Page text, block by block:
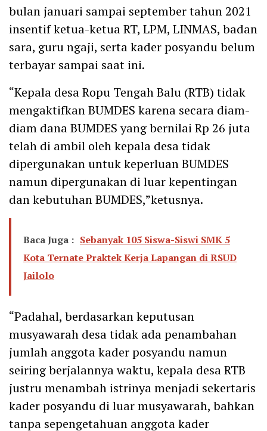
bulan januari sampai september tahun 2021
insentif ketua-ketua RT, LPM, LINMAS, badan
sara, guru ngaji, serta kader posyandu belum
terbayar sampai saat ini.
“Kepala desa Ropu Tengah Balu (RTB) tidak
mengaktifkan BUMDES karena secara diam-
diam dana BUMDES yang bernilai Rp 26 juta
telah di ambil oleh kepala desa tidak
dipergunakan untuk keperluan BUMDES
namun dipergunakan di luar kepentingan
dan kebutuhan BUMDES,”ketusnya.
Baca Juga : Sebanyak 105 Siswa-Siswi SMK 5
Kota Ternate Praktek Kerja Lapangan di RSUD
Jailolo
“Padahal, berdasarkan keputusan
musyawarah desa tidak ada penambahan
jumlah anggota kader posyandu namun
seiring berjalannya waktu, kepala desa RTB
justru menambah istrinya menjadi sekertaris
kader posyandu di luar musyawarah, bahkan
tanpa sepengetahuan anggota kader